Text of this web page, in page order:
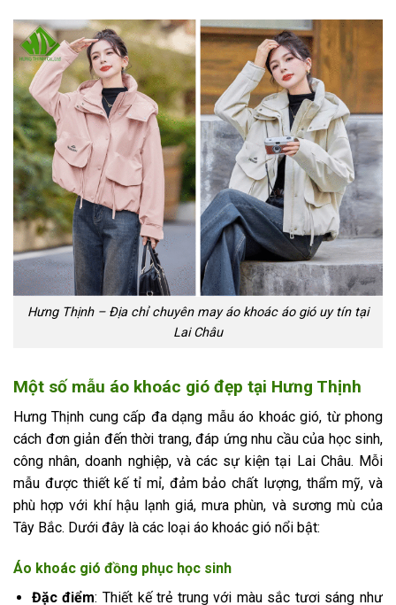
Hưng Thịnh – Địa chỉ chuyên may áo khoác áo gió uy tín tại
Lai Châu
Một số mẫu áo khoác gió đẹp tại Hưng Thịnh
Hưng Thịnh cung cấp đa dạng mẫu áo khoác gió, từ phong
cách đơn giản đến thời trang, đáp ứng nhu cầu của học sinh,
công nhân, doanh nghiệp, và các sự kiện tại Lai Châu. Mỗi
mẫu được thiết kế tỉ mỉ, đảm bảo chất lượng, thẩm mỹ, và
phù hợp với khí hậu lạnh giá, mưa phùn, và sương mù của
Tây Bắc. Dưới đây là các loại áo khoác gió nổi bật:
Áo khoác gió đồng phục học sinh
Đặc điểm: Thiết kế trẻ trung với màu sắc tươi sáng như